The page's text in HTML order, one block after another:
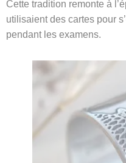
Cette tradition remonte à
utilisaient des cartes pour
pendant les examens.